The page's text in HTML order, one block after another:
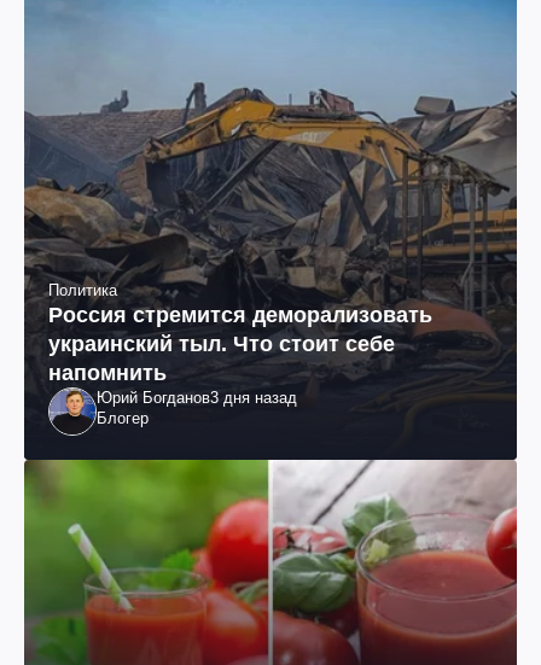
Политика
Россия стремится деморализовать
украинский тыл. Что стоит себе
напомнить
Юрий Богданов3 дня назад
Блогер